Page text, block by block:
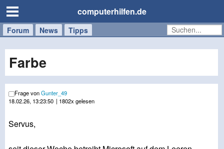
computerhilfen.de
Forum News Tipps
Handy
Tablet
Windows
Mac
Farbe
Frage vonGunter_49
18.02.26, 13:23:50 | 1802x gelesen
Servus,